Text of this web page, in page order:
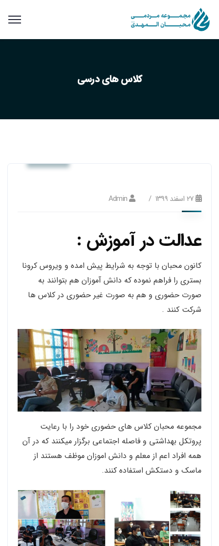
کلاس های درسی
۲۷ اسفند ۱۳۹۹ Admin
عدالت در آموزش :
کانون محبان با توجه به شرایط پیش امده و ویروس کرونا
بستری را فراهم نموده که دانش آموزان هم بتوانند به
صورت حضوری و هم به صورت غیر حضوری در کلاس ها
شرکت کنند .
مجموعه محبان کلاس های حضوری خود را با رعایت
پروتکل بهداشتی و فاصله اجتماعی برگزار میکنند که در آن
همه افراد اعم از معلم و دانش اموزان موظف هستند از
ماسک و دستکش استفاده کنند.